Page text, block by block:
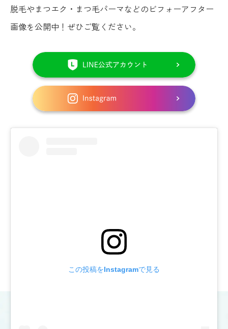
この投稿をInstagramで見る
脱毛やまつエク・まつ毛パーマなどのビフォーアフター
画像を公開中！ぜひご覧ください。
は
こ
ち
ら
ン
ス
タ
か
ら